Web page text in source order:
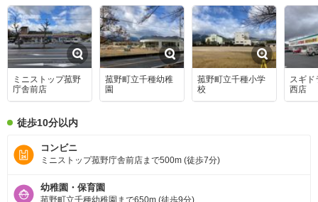
ミニストップ菰野
庁舎前店
菰野町立千種幼稚
園
菰野町立千種小学
校
スギド
西店
徒歩10分以内
コンビニ
ミニストップ菰野庁舎前店まで500m (徒歩7分)
幼稚園・保育園
菰野町立千種幼稚園まで650m (徒歩9分)